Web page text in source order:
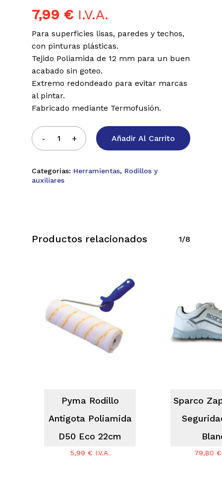
No hay productos en el carrito.
Go To Shop
7,99 € I.V.A.
Para superficies lisas, paredes y techos,
con pinturas plásticas.
Tejido Poliamida de 12 mm para un buen
acabado sin goteo.
Extremo redondeado para evitar marcas
al pintar.
Fabricado mediante Termofusión.
Añadir Al Carrito
Categorías: Herramientas, Rodillos y
auxiliares
Productos relacionados 1/8
Pyma Rodillo
Antigota Poliamida
D50 Eco 22cm
5,99 € I.V.A.
Sparco
79,80 €